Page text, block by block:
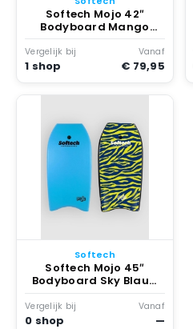
Softech Mojo 42″
Bodyboard Mango
Leopard
Vergelijk bij
1 shop
Vanaf
€ 79,95
Softech
Softech Mojo 45″
Bodyboard Sky Blauw
Zebra
Vergelijk bij
0 shop
Vanaf
—